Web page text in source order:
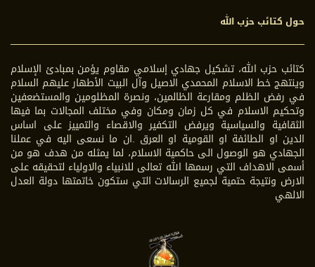
حول كتائب حزب الله
كتائب حزب الله، تشكيل جهادي إسلامي مقاوم يؤمن بمبادئ الإسلام
وينتهج خط الاسلام المحمدي الاصيل وآل البيت الأطهار عليهم السلام
في رفض الظلم ومقارعة الظالمين، ونصرة المظلومين والمستضعفين
وتحكيم الاسلام في كل زمان ومكان وفي مختلف المجالات بما فيها
الثقافية والسياسية ويرفض التكفير والاقصاء والتمييز على اساس
الدين او الطائفة او القومية او العرق .ان ما نسعى اليه في عملنا
الجهادي هو الوصول الى حاكمية الاسلام، لما يمثله من هدف هو من
أسمى الاهداف التي رسمها الله تعالى للانبياء والاولياء لتحقيقه على
الارض ونتيجة حتمية لجميع الرسالات التي ستكون خاتمتها دولة العدل
الالهي